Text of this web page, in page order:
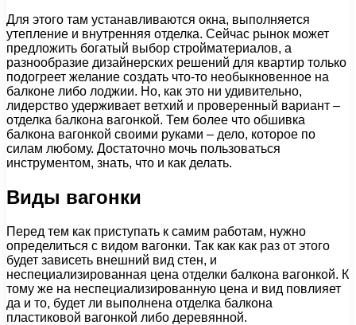
Для этого там устанавливаются окна, выполняется
утепление и внутренняя отделка. Сейчас рынок может
предложить богатый выбор стройматериалов, а
разнообразие дизайнерских решений для квартир только
подогреет желание создать что-то необыкновенное на
балконе либо лоджии. Но, как это ни удивительно,
лидерство удерживает ветхий и проверенный вариант –
отделка балкона вагонкой. Тем более что обшивка
балкона вагонкой своими руками – дело, которое по
силам любому. Достаточно мочь пользоваться
инструментом, знать, что и как делать.
Виды вагонки
Перед тем как приступать к самим работам, нужно
определиться с видом вагонки. Так как как раз от этого
будет зависеть внешний вид стен, и
неспециализированная цена отделки балкона вагонкой. К
тому же на неспециализированную цена и вид повлияет
да и то, будет ли выполнена отделка балкона
пластиковой вагонкой либо деревянной.